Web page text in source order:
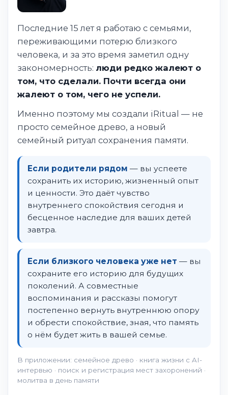
Последние 15 лет я работаю с семьями,
переживающими потерю близкого
человека, и за это время заметил одну
закономерность: люди редко жалеют о
том, что сделали. Почти всегда они
жалеют о том, чего не успели.
Именно поэтому мы создали iRitual — не
просто семейное древо, а новый
семейный ритуал сохранения памяти.
Если родители рядом — вы успеете
сохранить их историю, жизненный опыт
и ценности. Это даёт чувство
внутреннего спокойствия сегодня и
бесценное наследие для ваших детей
завтра.
Если близкого человека уже нет — вы
сохраните его историю для будущих
поколений. А совместные
воспоминания и рассказы помогут
постепенно вернуть внутреннюю опору
и обрести спокойствие, зная, что память
о нём будет жить в вашей семье.
В приложении: семейное древо · книга жизни с AI-
интервью · поиск и регистрация мест захоронений ·
молитва в день памяти